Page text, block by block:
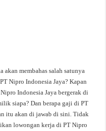
akan membahas salah satunya
Nipro Indonesia Jaya? Kapan
Indonesia Jaya bergerak di
siapa? Dan berapa gaji di PT
itu akan di jawab di sini. Tidak
lowongan kerja di PT Nipro